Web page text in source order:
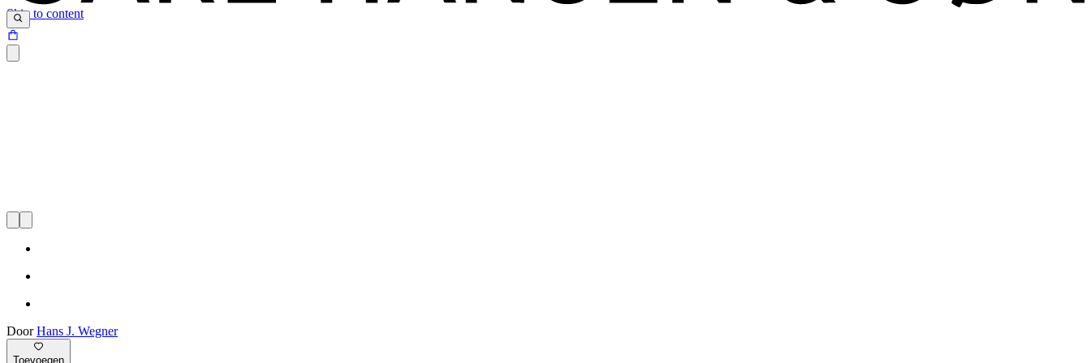
Skip to content
DoorHans J. Wegner
Toevoegen